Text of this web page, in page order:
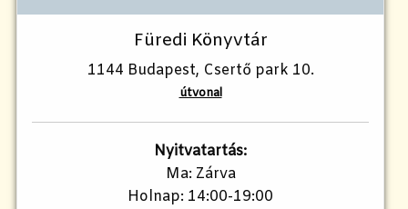
Füredi Könyvtár
1144 Budapest, Csertő park 10.
útvonal
Nyitvatartás:
Ma: Zárva
Holnap: 14:00-19:00